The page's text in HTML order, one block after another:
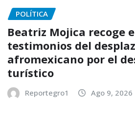
POLÍTICA
Beatriz Mojica recoge
testimonios del
afromexicano por el
turístico
Reportegro1 Ago 9, 2026